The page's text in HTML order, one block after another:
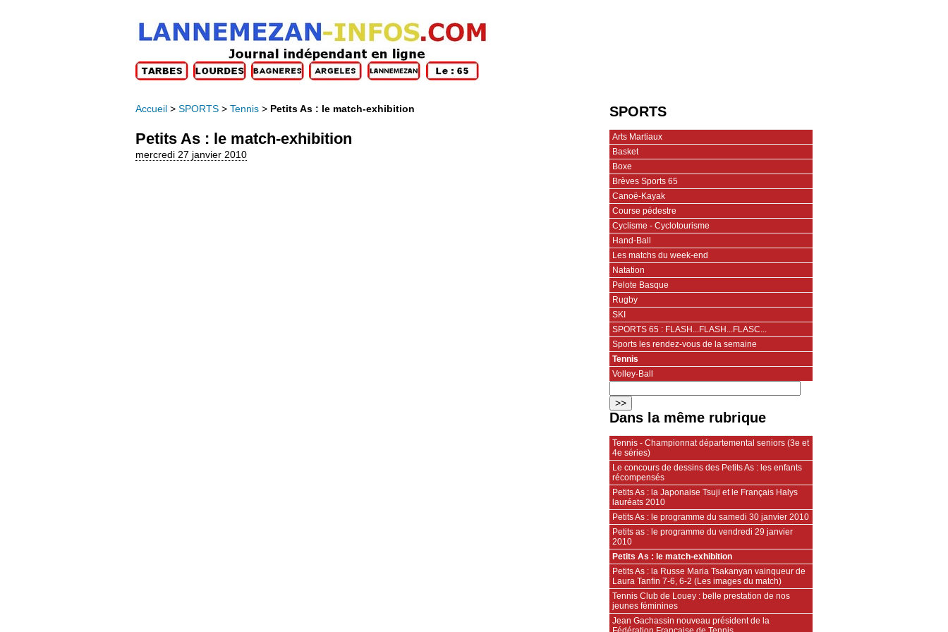
Accueil > SPORTS > Tennis > Petits As : le match-exhibition
Petits As : le match-exhibition
mercredi 27 janvier 2010
SPORTS
Arts Martiaux
Basket
Boxe
Brèves Sports 65
Canoë-Kayak
Course pédestre
Cyclisme - Cyclotourisme
Hand-Ball
Les matchs du week-end
Natation
Pelote Basque
Rugby
SKI
SPORTS 65 : FLASH...FLASH...FLASC...
Sports les rendez-vous de la semaine
Tennis
Volley-Ball
Dans la même rubrique
Tennis - Championnat départemental seniors (3e et
4e séries)
Le concours de dessins des Petits As : les enfants
récompensés
Petits As : la Japonaise Tsuji et le Français Halys
lauréats 2010
Petits As : le programme du samedi 30 janvier 2010
Petits as : le programme du vendredi 29 janvier
2010
Petits As : le match-exhibition
Petits As : la Russe Maria Tsakanyan vainqueur de
Laura Tanfin 7-6, 6-2 (Les images du match)
Tennis Club de Louey : belle prestation de nos
jeunes féminines
Jean Gachassin nouveau président de la